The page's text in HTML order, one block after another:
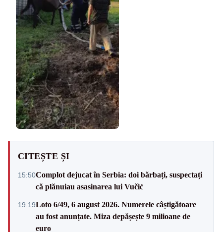
CITEȘTE ȘI
15:50Complot dejucat în Serbia: doi bărbați, suspectați
că plănuiau asasinarea lui Vučić
19:19Loto 6/49, 6 august 2026. Numerele câștigătoare
au fost anunțate. Miza depășește 9 milioane de
euro